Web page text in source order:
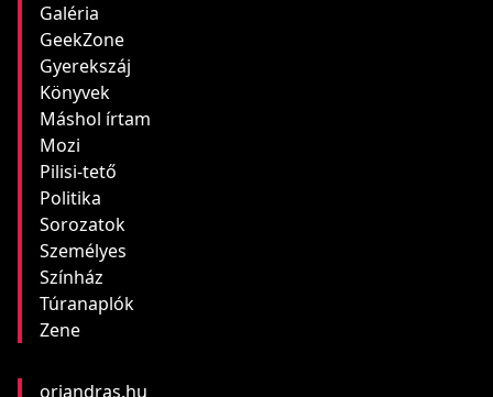
Galéria
GeekZone
Gyerekszáj
Könyvek
Máshol írtam
Mozi
Pilisi-tető
Politika
Sorozatok
Személyes
Színház
Túranaplók
Zene
oriandras.hu